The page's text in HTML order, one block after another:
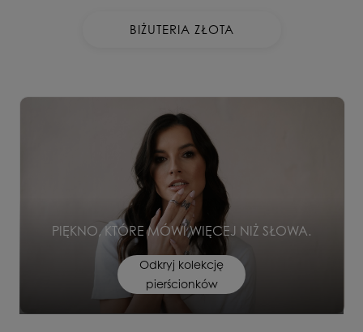
BIŻUTERIA ZŁOTA
PIĘKNO, KTÓRE MÓWI WIĘCEJ NIŻ SŁOWA.
Odkryj kolekcję
pierścionków